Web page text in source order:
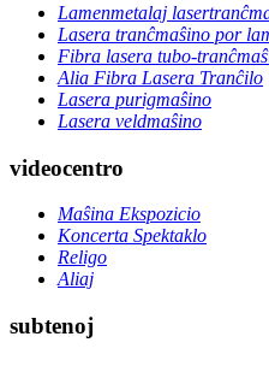
Lamenmetalaj
Lasera tranĉmaŝino por
Fibra lasera tubo-
Alia Fibra Lasera Tranĉilo
Lasera purigmaŝino
Lasera veldmaŝino
videocentro
Maŝina Ekspozicio
Koncerta Spektaklo
Religo
Aliaj
subtenoj